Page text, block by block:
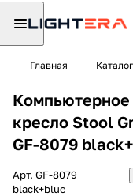
Главная Каталог
Компьютерное
кресло Stool
GF-8079
Арт. GF-8079
black+blue